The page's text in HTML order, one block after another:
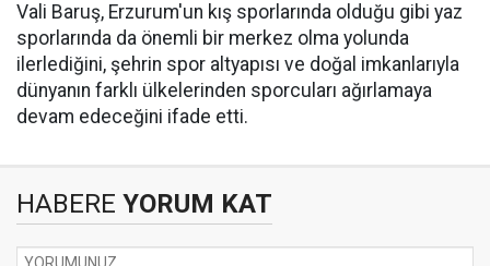
Vali Baruş, Erzurum'un kış sporlarında olduğu gibi yaz
sporlarında da önemli bir merkez olma yolunda
ilerlediğini, şehrin spor altyapısı ve doğal imkanlarıyla
dünyanın farklı ülkelerinden sporcuları ağırlamaya
devam edeceğini ifade etti.
HABERE YORUM KAT